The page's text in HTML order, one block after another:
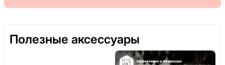
Полезные аксессуары